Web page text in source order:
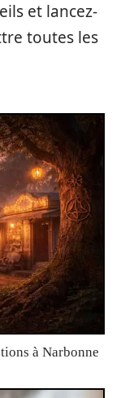
et lancez-
toutes les
à Narbonne